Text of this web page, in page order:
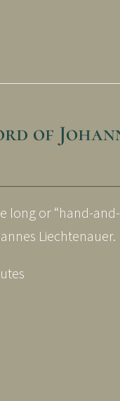
of
long or “hand-
Liechtenauer.